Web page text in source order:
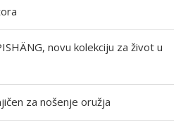
novu kolekciju za život u
za nošenje oružja